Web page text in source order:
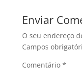
Enviar
O seu endereço
Campos
Comentário *